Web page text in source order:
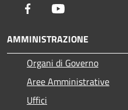
Facebook
AMMINISTRAZIONE
Organi di Governo
Aree Amministrative
Uffici